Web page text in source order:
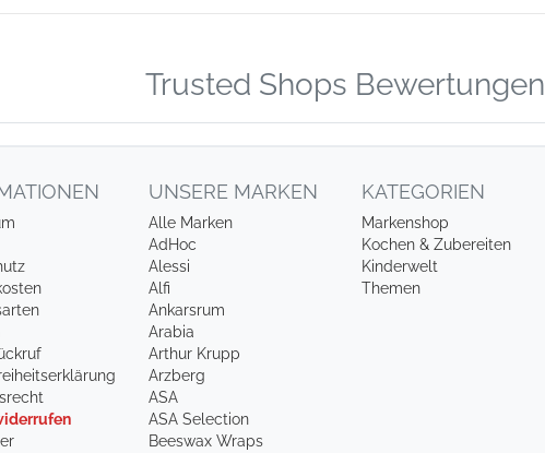
Trusted Shops Bewertungen
UNSERE MARKEN
Alle Marken
AdHoc
Alessi
Alfi
Ankarsrum
Arabia
Arthur Krupp
Arzberg
ASA
ASA Selection
Beeswax Wraps
KATEGORIEN
Markenshop
Kochen & Zubereiten
Kinderwelt
Themen